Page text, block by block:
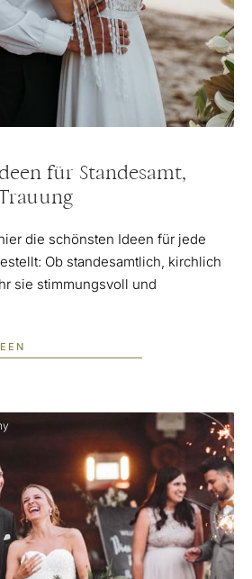
für Standesamt,
die schönsten Ideen für jede
Ob standesamtlich, kirchlich
sie stimmungsvoll und